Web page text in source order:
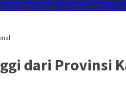
Jadi Istilah Baru yang Mencuri
dari Provinsi